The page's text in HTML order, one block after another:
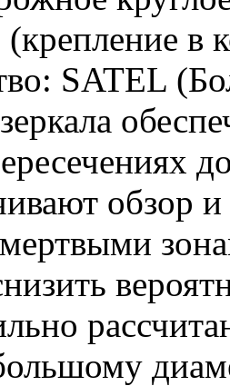
(крепление в
SATEL
обзор и